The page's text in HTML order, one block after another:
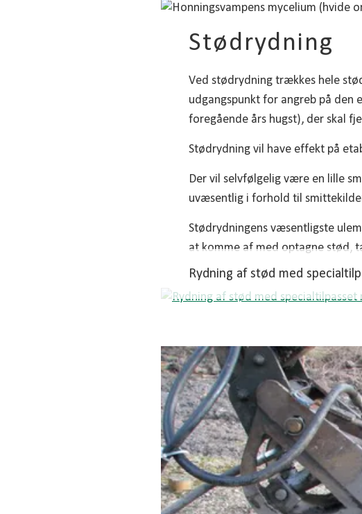
Stødrydning
Ved stødrydning trækkes hele
udgangspunkt for angreb på den
foregående års hugst), der skal
Stødrydning vil have effekt på
Der vil selvfølgelig være en lille
uvæsentlig i forhold til
Stødrydningens væsentligste
at komme af med optagne stød,
Rydning af stød med